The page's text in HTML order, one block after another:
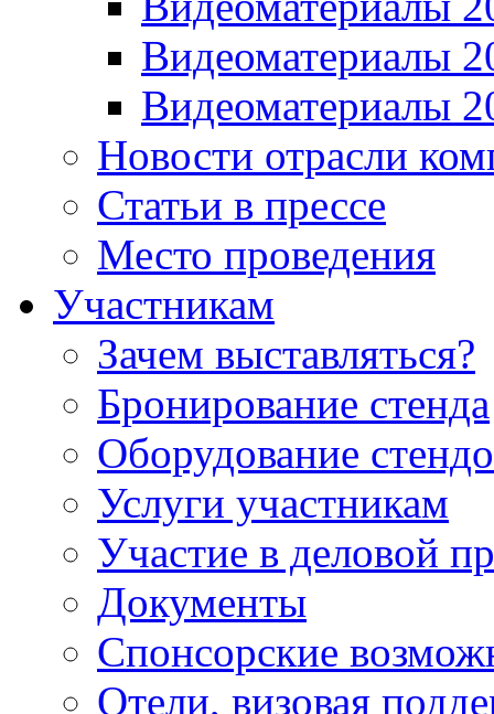
Видеоматериалы
Видеоматериалы
Новости отрасли
Статьи в прессе
Место проведения
Участникам
Зачем выставляться?
Бронирование стенда
Оборудование
Услуги участникам
Участие в деловой
Документы
Спонсорские
Отели, визовая